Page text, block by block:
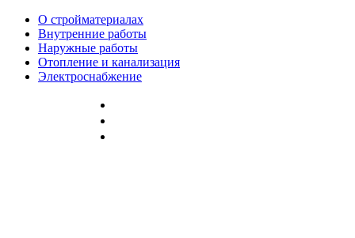
О стройматериалах
Внутренние работы
Наружные работы
Отопление и канализация
Электроснабжение